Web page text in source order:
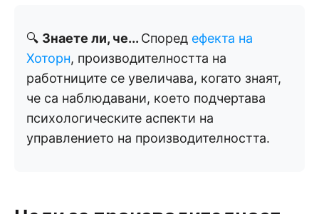
🔍 Знаете ли, че... Според ефекта на
Хоторн, производителността на
работниците се увеличава, когато знаят,
че са наблюдавани, което подчертава
психологическите аспекти на
управлението на производителността.